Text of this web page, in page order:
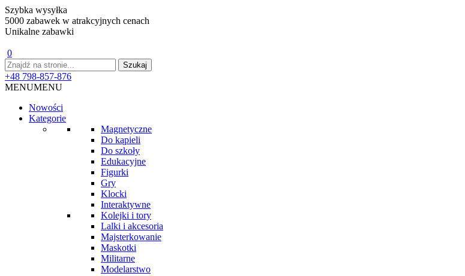
Szybka wysyłka
5000 zabawek w atrakcyjnych cenach
Unikalne zabawki
0
+48 798-857-876
MENUMENU
Nowości
Kategorie
Magnetyczne
Do kąpieli
Do szkoły
Edukacyjne
Figurki
Gry
Klocki
Interaktywne
Kolejki i tory
Lalki i akcesoria
Majsterkowanie
Maskotki
Militarne
Modelarstwo